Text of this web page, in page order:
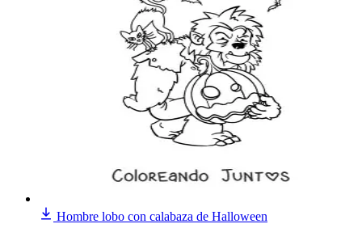
Hombre lobo con calabaza de Halloween